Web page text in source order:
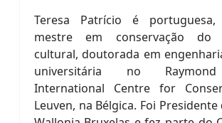
Teresa Patrício é portuguesa,
mestre em conservação do
cultural, doutorada em
universitária no
International Centre for
Leuven, na Bélgica. Foi Presidente